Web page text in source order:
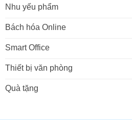
Nhu yếu phẩm
Bách hóa Online
Smart Office
Thiết bị văn phòng
Quà tặng